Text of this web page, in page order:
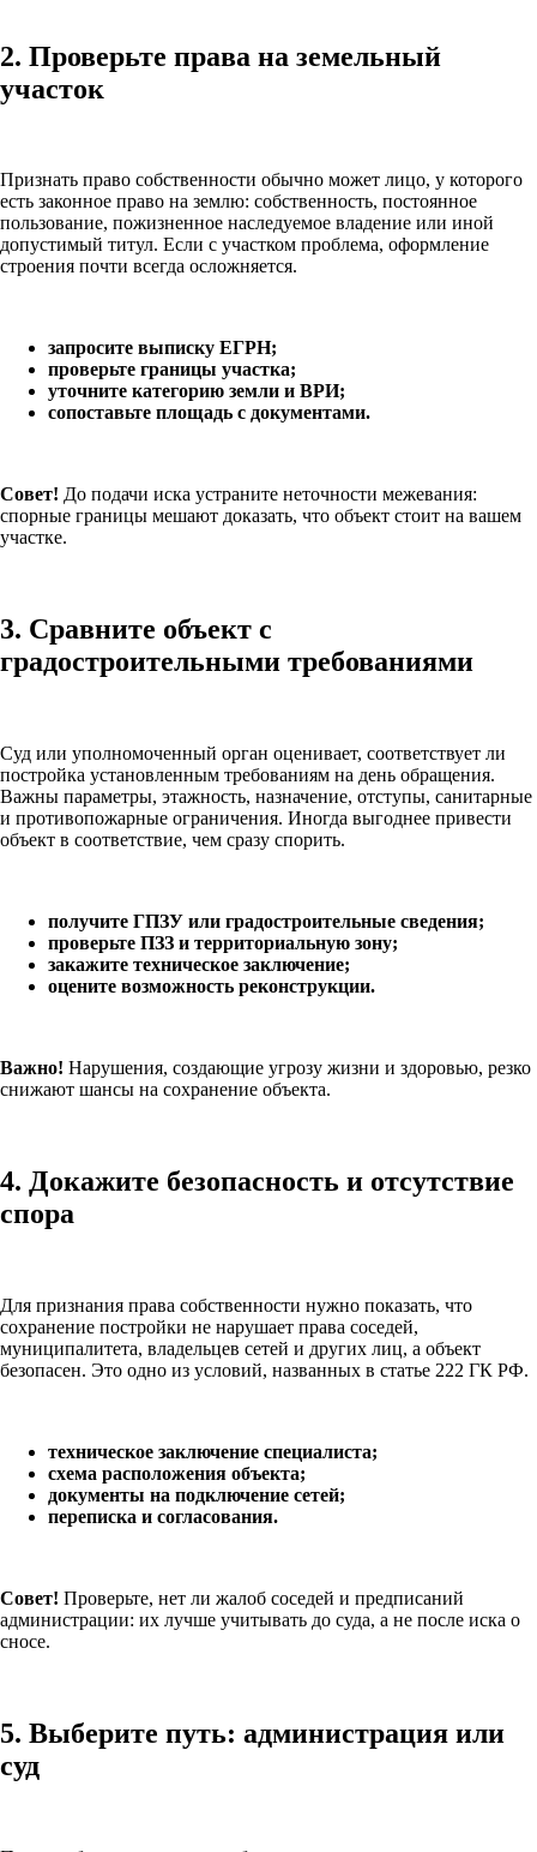
2. Проверьте права на земельный
участок
Признать право собственности обычно может лицо, у которого
есть законное право на землю: собственность, постоянное
пользование, пожизненное наследуемое владение или иной
допустимый титул. Если с участком проблема, оформление
строения почти всегда осложняется.
запросите выписку ЕГРН;
проверьте границы участка;
уточните категорию земли и ВРИ;
сопоставьте площадь с документами.
Совет! До подачи иска устраните неточности межевания:
спорные границы мешают доказать, что объект стоит на вашем
участке.
3. Сравните объект с
градостроительными требованиями
Суд или уполномоченный орган оценивает, соответствует ли
постройка установленным требованиям на день обращения.
Важны параметры, этажность, назначение, отступы, санитарные
и противопожарные ограничения. Иногда выгоднее привести
объект в соответствие, чем сразу спорить.
получите ГПЗУ или градостроительные сведения;
проверьте ПЗЗ и территориальную зону;
закажите техническое заключение;
оцените возможность реконструкции.
Важно! Нарушения, создающие угрозу жизни и здоровью, резко
снижают шансы на сохранение объекта.
4. Докажите безопасность и отсутствие
спора
Для признания права собственности нужно показать, что
сохранение постройки не нарушает права соседей,
муниципалитета, владельцев сетей и других лиц, а объект
безопасен. Это одно из условий, названных в статье 222 ГК РФ.
техническое заключение специалиста;
схема расположения объекта;
документы на подключение сетей;
переписка и согласования.
Совет! Проверьте, нет ли жалоб соседей и предписаний
администрации: их лучше учитывать до суда, а не после иска о
сносе.
5. Выберите путь: администрация или
суд